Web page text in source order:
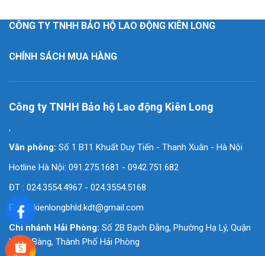
CÔNG TY TNHH BẢO HỘ LAO ĐỘNG KIÊN LONG
CHÍNH SÁCH MUA HÀNG
Công ty TNHH Bảo hộ Lao động Kiên Long
'
Văn phòng: Số 1 B11 Khuất Duy Tiến - Thanh Xuân - Hà Nội
Hotline Hà Nội: 091.275.1681 - 0942.751.682
ĐT : 024.3554.4967 - 024.3554.5168
Email: kienlongbhld.kdt@gmail.com
Chi nhánh Hải Phòng: Số 2B Bạch Đằng, Phường Hạ Lý, Quận
Hồng Bàng, Thành Phố Hải Phòng